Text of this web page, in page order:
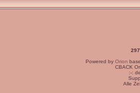
Powered by Orion
CBACK
:-:
Alle